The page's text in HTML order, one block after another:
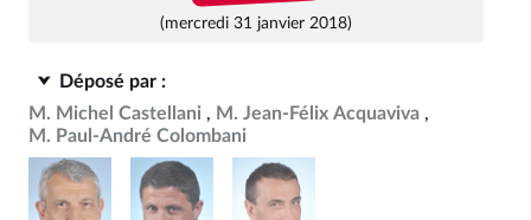
(mercredi 31 janvier 2018)
Déposé par :
M. Michel Castellani
M. Jean-Félix Acquaviva
M. Paul-André Colombani